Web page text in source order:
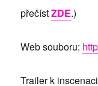
přečístZDE.)
Web souboru:
Trailer k